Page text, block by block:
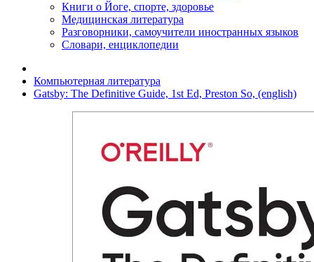
Книги о Йоге, спорте, здоровье
Медицинская литература
Разговорники, самоучители иностранных языков
Словари, енциклопедии
Компьютерная литература
Gatsby: The Definitive Guide, 1st Ed, Preston So, (english)